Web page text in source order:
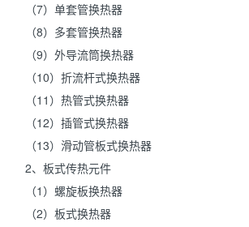
（7）单套管换热器
（8）多套管换热器
（9）外导流筒换热器
（10）折流杆式换热器
（11）热管式换热器
（12）插管式换热器
（13）滑动管板式换热器
2、板式传热元件
（1）螺旋板换热器
（2）板式换热器